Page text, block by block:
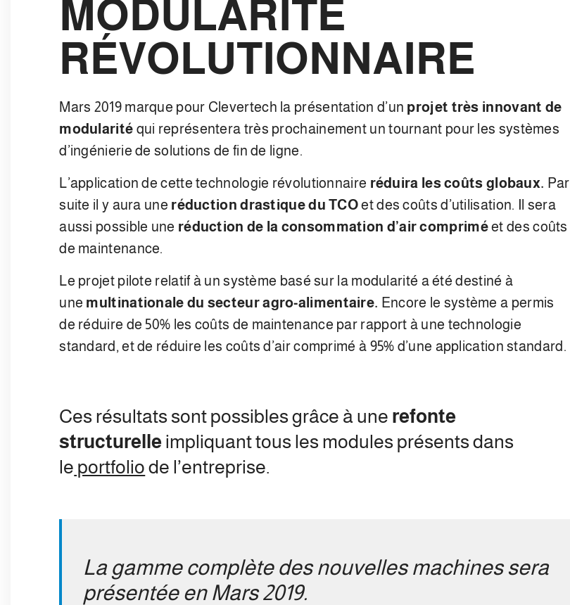
MODULARITÉ
RÉVOLUTIONNAIRE
Mars 2019 marque pour Clevertech la présentation d’un projet très innovant de
modularité qui représentera très prochainement un tournant pour les systèmes
d’ingénierie de solutions de fin de ligne.
L’application de cette technologie révolutionnaire réduira les coûts globaux. Par
suite il y aura une réduction drastique du TCOet des coûts d’utilisation. Il sera
aussi possible une réduction de la consommation d’air compriméet des coûts
de maintenance.
Le projet pilote relatif à un système basé sur la modularité a été destiné à
une multinationale du secteur agro-alimentaire. Encore le système a permis
de réduire de 50% les coûts de maintenance par rapport à une technologie
standard, et de réduire les coûts d’air comprimé à 95% d’une application standard.
Ces résultats sont possibles grâce à une refonte
structurelleimpliquant tous les modules présents dans
le portfoliode l’entreprise.
La gamme complète des nouvelles machines sera
présentée en Mars 2019.